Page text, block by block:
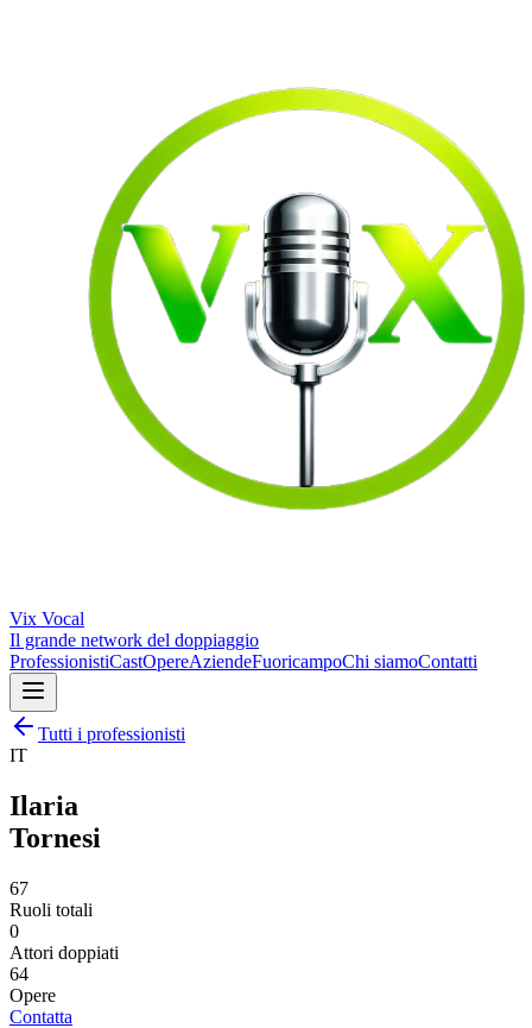
Vix Vocal
Il grande network del doppiaggio
ProfessionistiCastOpereAziendeFuoricampoChi siamoContatti
Tutti i professionisti
IT
Ilaria
Tornesi
67
Ruoli totali
0
Attori doppiati
64
Opere
Contatta